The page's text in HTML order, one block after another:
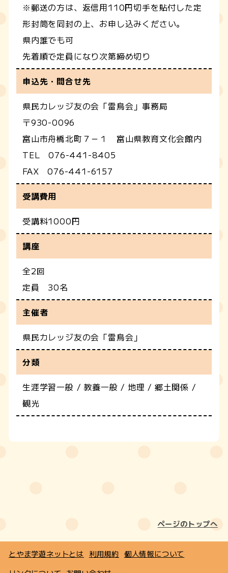
※郵送の方は、返信用110円切手を貼付した定
形封筒を同封の上、お申し込みください。
県内誰でも可
先着順で定員になり次第締め切り
申込先・問合せ先
県民カレッジ友の会「雷鳥会」事務局
〒930-0096
富山市舟橋北町７－１ 富山県教育文化会館内
TEL 076-441-8405
FAX 076-441-6157
受講費用
受講料1000円
講座
全2回
定員 30名
主催者
県民カレッジ友の会「雷鳥会」
分類
生涯学習一般 / 教養一般 / 地理 / 郷土関係 /
観光
ページのトップへ
とやま学遊ネットとは 利用規約 個人情報について